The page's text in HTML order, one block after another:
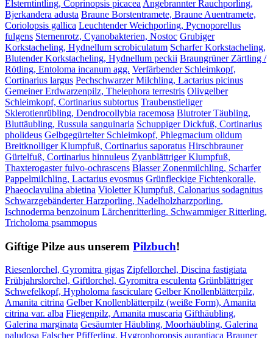
Elsterntintling, Coprinopsis picacea Angebrannter Rauchporling,
Bjerkandera adusta Braune Borstentramete, Braune Auentramete,
Coriolopsis gallica Leuchtender Weichporling, Pycnoporellus
fulgens Sternenrotz, Cyanobakterien, Nostoc Grubiger
Korkstacheling, Hydnellum scrobiculatum Scharfer Korkstacheling,
Blutender Korkstacheling, Hydnellum peckii Braungrüner Zärtling /
Rötling, Entoloma incanum agg. Verfärbender Schleimkopf,
Cortinarius largus Pechschwarzer Milchling, Lactarius picinus
Gemeiner Erdwarzenpilz, Thelephora terrestris Olivgelber
Schleimkopf, Cortinarius subtortus Traubenstieliger
Sklerotienrübling, Dendrocollybia racemosa Blutroter Täubling,
Bluttäubling, Russula sanguinaria Schuppiger Dickfuß, Cortinarius
pholideus Gelbgegürtelter Schleimkopf, Phlegmacium olidum
Breitknolliger Klumpfuß, Cortinarius saporatus Hirschbrauner
Gürtelfuß, Cortinarius hinnuleus Zyanblättriger Klumpfuß,
Thaxterogaster fulvo-ochrascens Blasser Zonenmilchling, Scharfer
Pappelmilchling, Lactarius evosmus Grünfleckige Fichtenkoralle,
Phaeoclavulina abietina Violetter Klumpfuß, Calonarius sodagnitus
Schwarzgebänderter Harzporling, Nadelholzharzporling,
Ischnoderma benzoinum Lärchenritterling, Schwammiger Ritterling,
Tricholoma psammopus
Giftige Pilze aus unserem Pilzbuch!
Riesenlorchel, Gyromitra gigas Zipfellorchel, Discina fastigiata
Frühjahrslorchel, Giftlorchel, Gyromitra esculenta Grünblättriger
Schwefelkopf, Hypholoma fasciculare Gelber Knollenblätterpilz,
Amanita citrina Gelber Knollenblätterpilz (weiße Form), Amanita
citrina var. alba Fliegenpilz, Amanita muscaria Gifthäubling,
Galerina marginata Gesäumter Häubling, Moorhäubling, Galerina
paludosa Falscher Pfifferling, Hygrophoropsis aurantiaca Brauner